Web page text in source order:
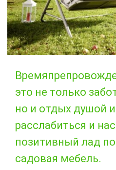
это не только
но и отдых душой
расслабиться и
позитивный лад
садовая мебель.